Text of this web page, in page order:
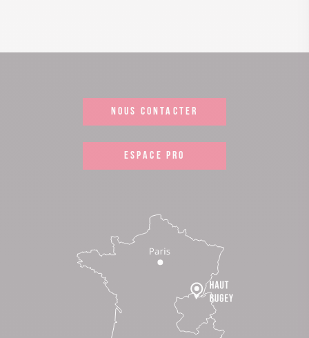
NOUS CONTACTER
ESPACE PRO